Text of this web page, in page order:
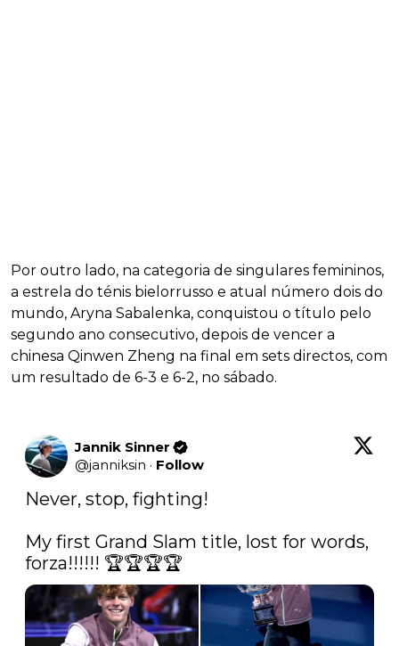
Por outro lado, na categoria de singulares femininos,
a estrela do ténis bielorrusso e atual número dois do
mundo, Aryna Sabalenka, conquistou o título pelo
segundo ano consecutivo, depois de vencer a
chinesa Qinwen Zheng na final em sets directos, com
um resultado de 6-3 e 6-2, no sábado.
Jannik Sinner
@janniksin · Follow
Never, stop, fighting!
My first Grand Slam title, lost for words,
forza!!!!!! 🏆🏆🏆🏆